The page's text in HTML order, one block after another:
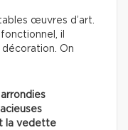
œuvres d’art.
il
On
la vedette